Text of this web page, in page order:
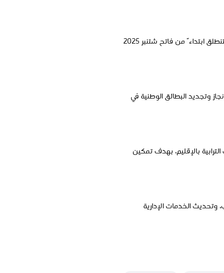
علم لدى المديرية العامة للأمن الوطني أن حملة خاصة لإنجاز وتجديد البطاقة الوطنية للتعريف الإلكترونية ستنطلق ابتداءً من فاتح شتنبر 2025
وتجديد البطائق الوطنية في
بالإقليم، بهدف تمكين
وتحديث الخدمات الإدارية